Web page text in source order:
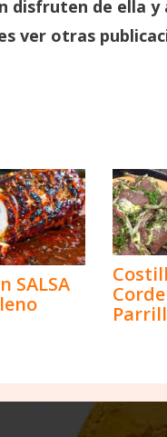
disfruten de ella
ver otras
SALSA